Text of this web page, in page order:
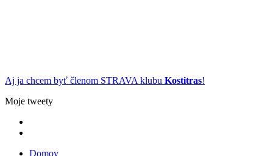
Aj ja chcem byť členom STRAVA klubu Kostitras!
Moje tweety
Domov